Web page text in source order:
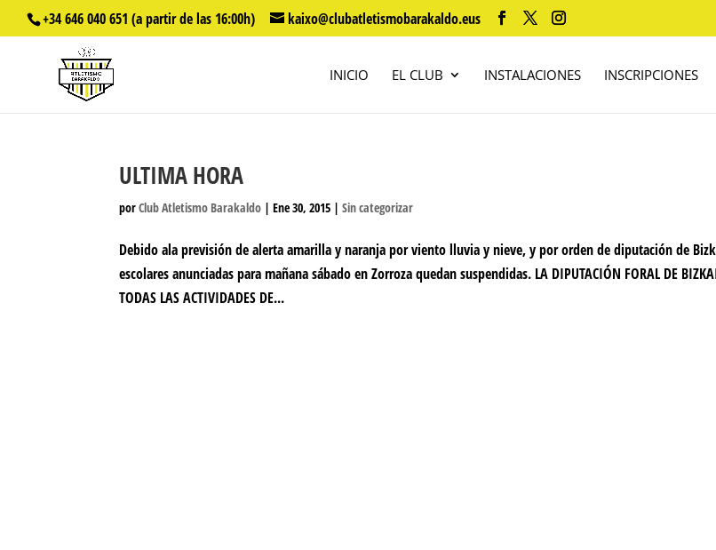
+34 646 040 651 (a partir de las 16:00h) kaixo@clubatletismobarakaldo.eus
INICIO EL CLUB INSTALACIONES INSCRIPCIONES
ULTIMA HORA
porClub Atletismo Barakaldo |Ene 30, 2015 |Sin categorizar
Debido ala previsión de alerta amarilla y naranja por viento lluvia y nieve, y por orden de diputación de
escolares anunciadas para mañana sábado en Zorroza quedan suspendidas. LA DIPUTACIÓN FORAL DE
TODAS LAS ACTIVIDADES DE...